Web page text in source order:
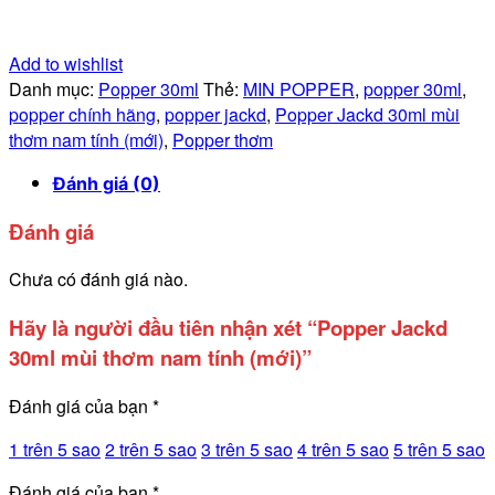
Add to wishlist
Danh mục: Popper 30ml Thẻ: MIN POPPER, popper 30ml,
popper chính hãng, popper jackd, Popper Jackd 30ml mùi
thơm nam tính (mới), Popper thơm
Đánh giá (0)
Đánh giá
Chưa có đánh giá nào.
Hãy là người đầu tiên nhận xét “Popper Jackd
30ml mùi thơm nam tính (mới)”
Đánh giá của bạn *
1 trên 5 sao2 trên 5 sao3 trên 5 sao4 trên 5 sao5 trên 5 sao